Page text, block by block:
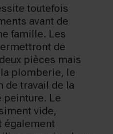
toutefois
avant de
famille. Les
de
pièces mais
la plomberie, le
de travail de la
peinture. Le
vide,
également